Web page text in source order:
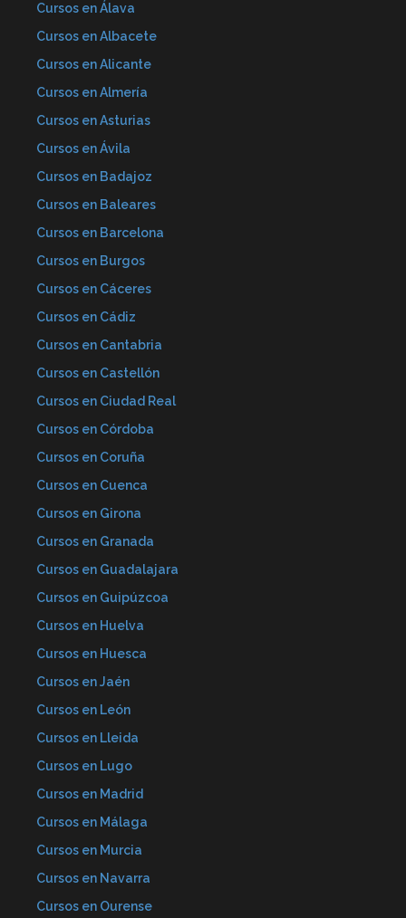
Cursos en Álava
Cursos en Albacete
Cursos en Alicante
Cursos en Almería
Cursos en Asturias
Cursos en Ávila
Cursos en Badajoz
Cursos en Baleares
Cursos en Barcelona
Cursos en Burgos
Cursos en Cáceres
Cursos en Cádiz
Cursos en Cantabria
Cursos en Castellón
Cursos en Ciudad Real
Cursos en Córdoba
Cursos en Coruña
Cursos en Cuenca
Cursos en Girona
Cursos en Granada
Cursos en Guadalajara
Cursos en Guipúzcoa
Cursos en Huelva
Cursos en Huesca
Cursos en Jaén
Cursos en León
Cursos en Lleida
Cursos en Lugo
Cursos en Madrid
Cursos en Málaga
Cursos en Murcia
Cursos en Navarra
Cursos en Ourense